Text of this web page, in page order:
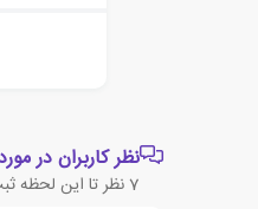
نظر کاربران در
7نظر تا این لحظه